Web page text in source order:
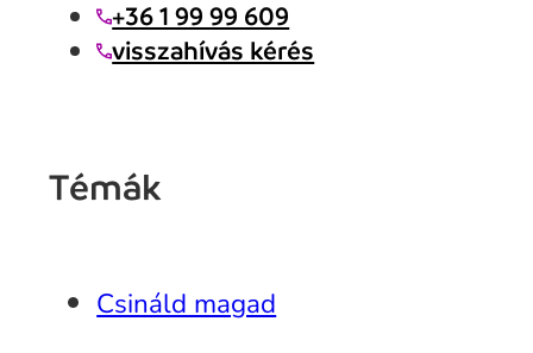
+36 1 99 99 609
visszahívás kérés
Témák
Csináld magad